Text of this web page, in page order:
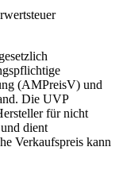
(AMPreisV) und
Die UVP
für nicht
dient
Verkaufspreis kann